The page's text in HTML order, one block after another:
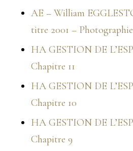
AE – William
titre 2001 – Photographie
HA GESTION DE
Chapitre 11
HA GESTION DE
Chapitre 10
HA GESTION DE
Chapitre 9